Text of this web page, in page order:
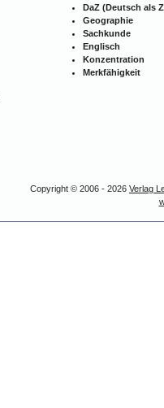
DaZ (Deutsch als
Geographie
Sachkunde
Englisch
Konzentration
Merkfähigkeit
Copyright © 2006 - 2026 Verlag